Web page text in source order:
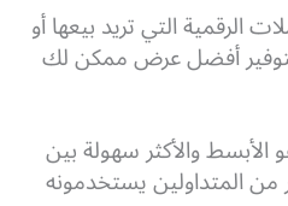
الرقمية التي تريد بيعها أو
أفضل عرض ممكن لك
والأكثر سهولة بين
من المتداولين يستخدمونه